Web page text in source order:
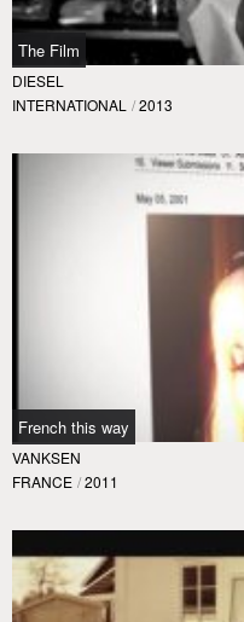
The Film
DIESEL
INTERNATIONAL / 2013
French this way
VANKSEN
FRANCE / 2011